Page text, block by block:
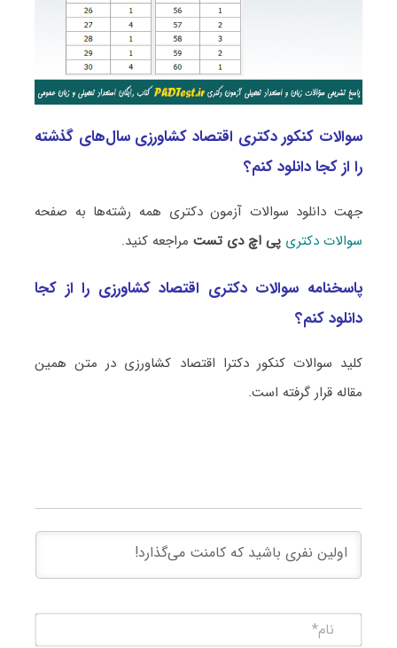
سوالات کنکور دکتری اقتصاد کشاورزی سال‌های گذشته
را از کجا دانلود کنم؟
جهت دانلود سوالات آزمون دکتری همه رشته‌ها به صفحه
سوالات دکتری پی اچ دی تستمراجعه کنید.
پاسخنامه سوالات دکتری اقتصاد کشاورزی را از کجا
دانلود کنم؟
کلید سوالات کنکور دکترا اقتصاد کشاورزی در متن همین
مقاله قرار گرفته است.